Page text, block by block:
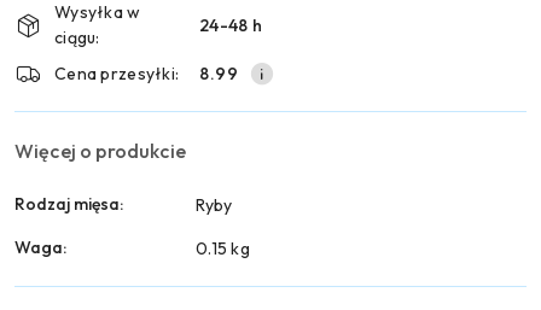
dostawa
Wysyłka w
ciągu:
24-48 h
Cena przesyłki: 8.99
Więcej o produkcie
Rodzaj mięsa:
Ryby
Waga:
0.15 kg